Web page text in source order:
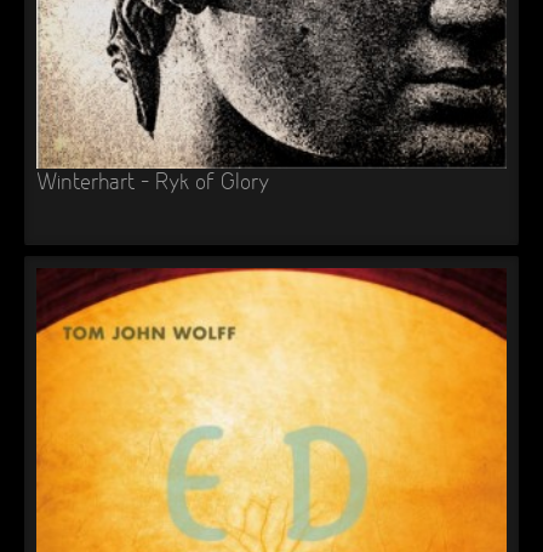
►
►
►
►
►
►
►
►
►
►
►
Winterhart – Ryk of Glory